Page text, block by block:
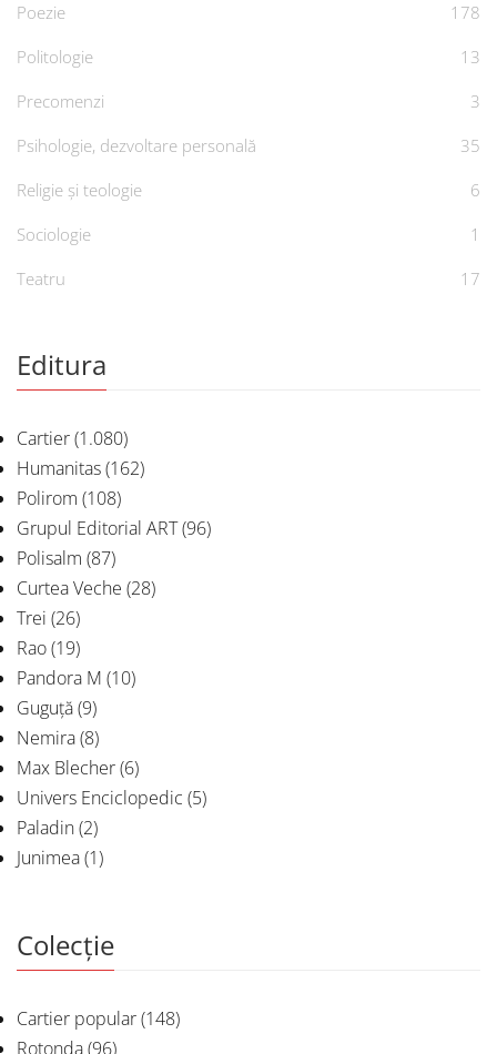
Poezie
178
Politologie
13
Precomenzi
3
Psihologie, dezvoltare personală
35
Religie și teologie
6
Sociologie
1
Teatru
17
Editura
Cartier(1.080)
Humanitas(162)
Polirom (108)
Grupul Editorial ART(96)
Polisalm (87)
Curtea Veche (28)
Trei (26)
Rao(19)
Pandora M (10)
Guguță(9)
Nemira(8)
Max Blecher(6)
Univers Enciclopedic (5)
Paladin(2)
Junimea(1)
Colecție
Cartier popular(148)
Rotonda(96)